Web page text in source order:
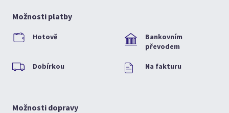
Možnosti platby
Hotově
Bankovním
převodem
Dobírkou Na fakturu
Možnosti dopravy